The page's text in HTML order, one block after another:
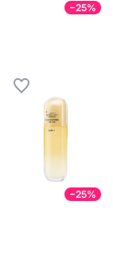
−25%
−25%